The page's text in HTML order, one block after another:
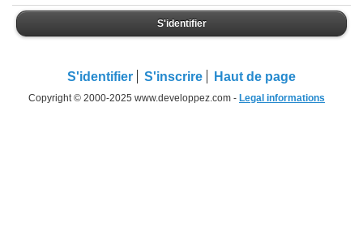
S'identifier
S'identifier S'inscrire Haut de page
Copyright © 2000-2025 www.developpez.com - Legal informations